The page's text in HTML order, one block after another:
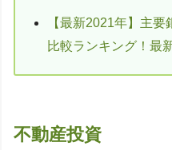
【最新2021年】主
比較ランキング！最
不動産投資